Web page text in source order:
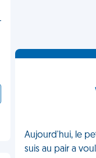
Aujourd'hui, le
suis au pair a